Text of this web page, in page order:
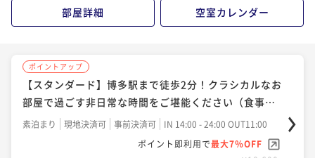
部屋詳細 空室カレンダー
ポイントアップ
【スタンダード】博多駅まで徒歩2分！クラシカルなお
部屋で過ごす非日常な時間をご堪能ください（食事な
し）
素泊まり 現地決済可 事前決済可
IN 14:00 - 24:00 OUT11:00
ポイント即利用で最大7％OFF